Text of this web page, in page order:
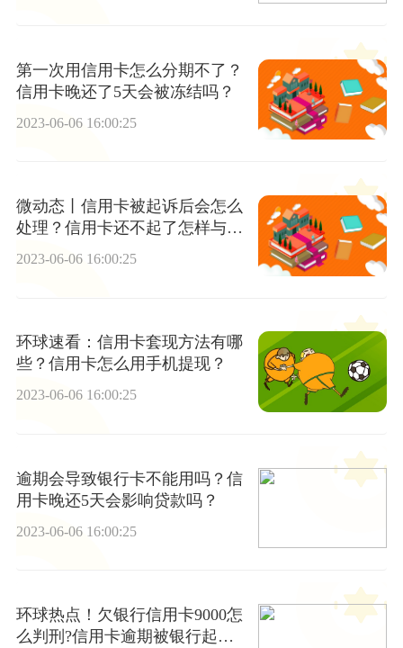
第一次用信用卡怎么分期不了？
信用卡晚还了5天会被冻结吗？
2023-06-06 16:00:25
微动态丨信用卡被起诉后会怎么
处理？信用卡还不起了怎样与银
行协商
2023-06-06 16:00:25
环球速看：信用卡套现方法有哪
些？信用卡怎么用手机提现？
2023-06-06 16:00:25
逾期会导致银行卡不能用吗？信
用卡晚还5天会影响贷款吗？
2023-06-06 16:00:25
环球热点！欠银行信用卡9000怎
么判刑?信用卡逾期被银行起诉